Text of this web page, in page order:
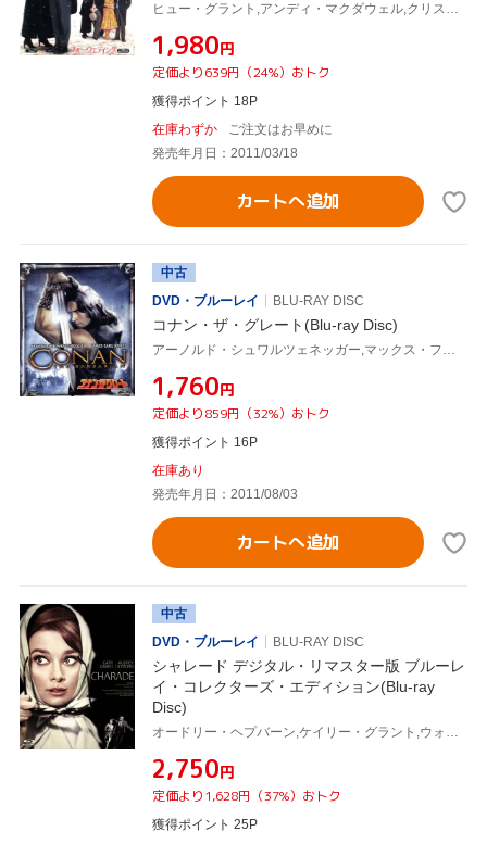
ヒュー・グラント,アンディ・マクダウェル,クリスティン・スコット=トーマス,サイモン・キャロウ,マイク・ニューウェル(監督),リチャード・ロドニー・ベネット(音楽)
¥1,980円
定価より639円（24%）おトク
獲得ポイント 18P
在庫わずか
ご注文はお早めに
発売年月日：2011/03/18
カートへ追加
中古
DVD・ブルーレイ
BLU-RAY DISC
コナン・ザ・グレート(Blu-ray Disc)
アーノルド・シュワルツェネッガー,マックス・フォン・シドー,サンダール・バーグマン,ジョン・ミリアス(監督、脚本),ロバート・E.ハワード(原作)
¥1,760円
定価より859円（32%）おトク
獲得ポイント 16P
在庫あり
発売年月日：2011/08/03
カートへ追加
中古
DVD・ブルーレイ
BLU-RAY DISC
シャレード デジタル・リマスター版 ブルーレ
イ・コレクターズ・エディション(Blu-ray
Disc)
オードリー・ヘプバーン,ケイリー・グラント,ウォルター・マッソー,スタンリー・ドーネン(監督、製作),ヘンリー・マンシーニ(音楽)
¥2,750円
定価より1,628円（37%）おトク
獲得ポイント 25P